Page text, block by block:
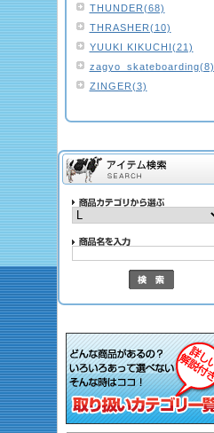
THUNDER(68)
THRASHER(10)
YUUKI KIKUCHI(21)
zagyo_skateboarding(8)
ZINGER(3)